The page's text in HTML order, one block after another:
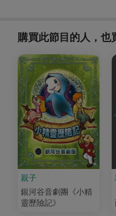
購買此節目的人，也
親子
銀河谷音劇團《小精
靈歷險記》